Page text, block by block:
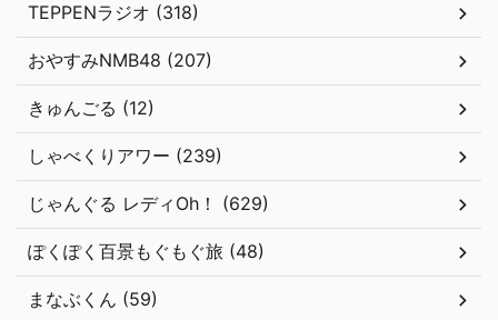
TEPPENラジオ (318)
おやすみNMB48 (207)
きゅんごる (12)
しゃべくりアワー (239)
じゃんぐる レディOh！ (629)
ぽくぽく百景もぐもぐ旅 (48)
まなぶくん (59)